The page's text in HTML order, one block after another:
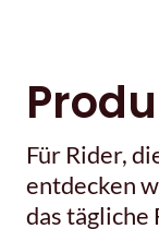
Für Rider,
entdecken
das tägliche